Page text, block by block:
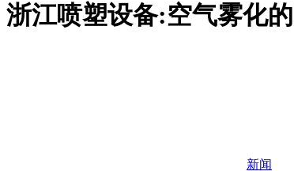
浙江喷塑设备:空气雾化
新闻